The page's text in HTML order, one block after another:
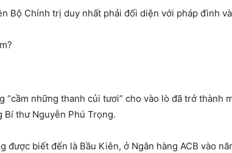
Bộ Chính trị duy nhất phải đối diện với pháp đình
“cầm những thanh củi tươi” cho vào lò đã trở
Bí thư Nguyễn Phú Trọng.
biết đến là Bầu Kiên, ở Ngân hàng ACB vào